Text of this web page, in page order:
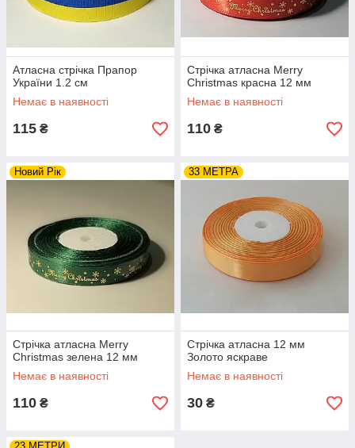
Атласна стрічка Прапор
України 1.2 см
Немає в наявності
115 ₴
Стрічка атласна Merry
Christmas красна 12 мм
Немає в наявності
110 ₴
Новий Рік
Стрічка атласна Merry
Christmas зелена 12 мм
Немає в наявності
110 ₴
33 МЕТРА
Стрічка атласна 12 мм
Золото яскраве
Немає в наявності
30 ₴